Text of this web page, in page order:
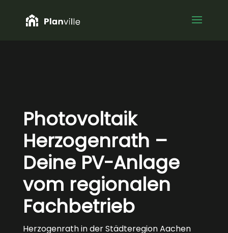
Photovoltaik
Herzogenrath –
Deine PV-Anlage
vom regionalen
Fachbetrieb
Herzogenrath in der Städteregion Aachen